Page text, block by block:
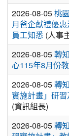
2026-08-05桃
月爸企獻禮優
員工知悉 (人事
2026-08-05轉
心115年8月份
2026-08-05轉
實施計畫」研
(資訊組長)
2026-08-05轉